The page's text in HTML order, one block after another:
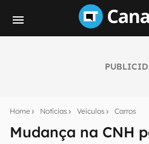
Home Notícias Veículos Carros
Mudança na CNH
notícias e reviews sobre
mão.